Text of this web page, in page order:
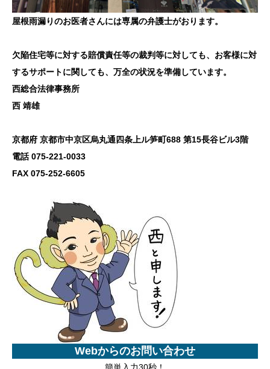
屋根雨漏りのお医者さんには専属の弁護士がおります。
欠陥住宅等に対する賠償責任等の裁判等に対しても、お客様に対
するサポートに関しても、万全の状況を準備しています。
西総合法律事務所
西 靖雄
京都府 京都市中京区烏丸通四条上ル笋町688 第15長谷ビル3階
電話 075-221-0033
FAX 075-252-6605
Webからのお問い合わせ
簡単入力30秒！